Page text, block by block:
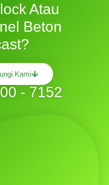
Atau
Beton
Kami
- 7152